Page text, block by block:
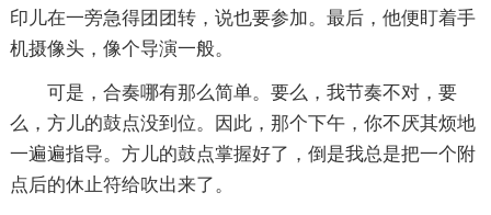
印儿在一旁急得团团转，说也要参加。最后，他便盯着手
机摄像头，像个导演一般。
可是，合奏哪有那么简单。要么，我节奏不对，要
么，方儿的鼓点没到位。因此，那个下午，你不厌其烦地
一遍遍指导。方儿的鼓点掌握好了，倒是我总是把一个附
点后的休止符给吹出来了。